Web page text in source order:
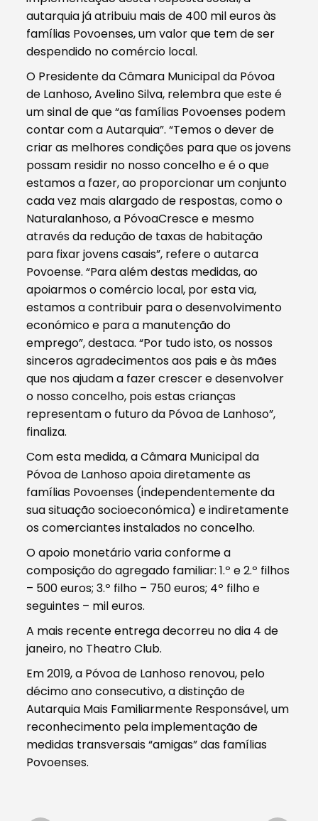
autarquia já atribuiu mais de 400 mil euros às
famílias Povoenses, um valor que tem de ser
despendido no comércio local.
O Presidente da Câmara Municipal da Póvoa
de Lanhoso, Avelino Silva, relembra que este é
um sinal de que “as famílias Povoenses podem
contar com a Autarquia”. “Temos o dever de
criar as melhores condições para que os jovens
possam residir no nosso concelho e é o que
estamos a fazer, ao proporcionar um conjunto
cada vez mais alargado de respostas, como o
Naturalanhoso, a PóvoaCresce e mesmo
através da redução de taxas de habitação
para fixar jovens casais”, refere o autarca
Povoense. “Para além destas medidas, ao
apoiarmos o comércio local, por esta via,
estamos a contribuir para o desenvolvimento
económico e para a manutenção do
emprego”, destaca. “Por tudo isto, os nossos
sinceros agradecimentos aos pais e às mães
que nos ajudam a fazer crescer e desenvolver
o nosso concelho, pois estas crianças
representam o futuro da Póvoa de Lanhoso”,
finaliza.
Com esta medida, a Câmara Municipal da
Póvoa de Lanhoso apoia diretamente as
famílias Povoenses (independentemente da
sua situação socioeconómica) e indiretamente
os comerciantes instalados no concelho.
O apoio monetário varia conforme a
composição do agregado familiar: 1.º e 2.º filhos
– 500 euros; 3.º filho – 750 euros; 4º filho e
seguintes – mil euros.
A mais recente entrega decorreu no dia 4 de
janeiro, no Theatro Club.
Em 2019, a Póvoa de Lanhoso renovou, pelo
décimo ano consecutivo, a distinção de
Autarquia Mais Familiarmente Responsável, um
reconhecimento pela implementação de
medidas transversais “amigas” das famílias
Povoenses.